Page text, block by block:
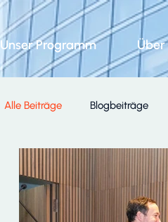
Unser Programm Über
Alle Beiträge Blogbeiträge